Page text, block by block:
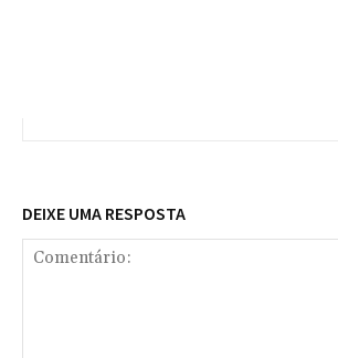
DEIXE UMA RESPOSTA